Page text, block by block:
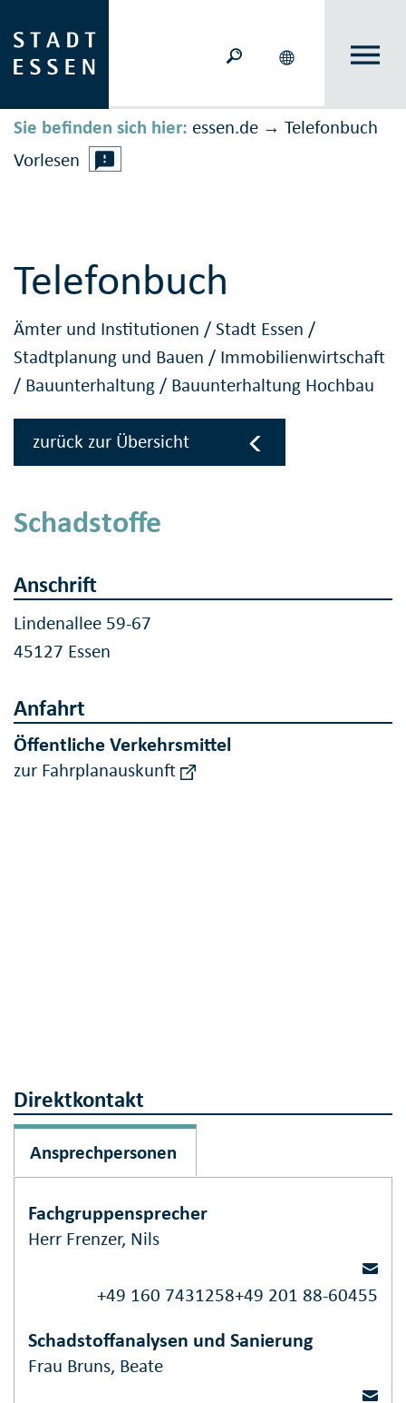
Sie befinden sich hier: essen.de → Telefonbuch
Vorlesen
Telefonbuch
Ämter und Institutionen /Stadt Essen /
Stadtplanung und Bauen / Immobilienwirtschaft
/ Bauunterhaltung / Bauunterhaltung Hochbau
zurück zur Übersicht
Schadstoffe
Anschrift
Lindenallee 59-67
45127 Essen
Anfahrt
Öffentliche Verkehrsmittel
zur Fahrplanauskunft
Direktkontakt
Ansprechpersonen
Fachgruppensprecher
Herr Frenzer, Nils
+49 201 88-60455
+49 160 7431258
Schadstoffanalysen und Sanierung
Frau Bruns, Beate